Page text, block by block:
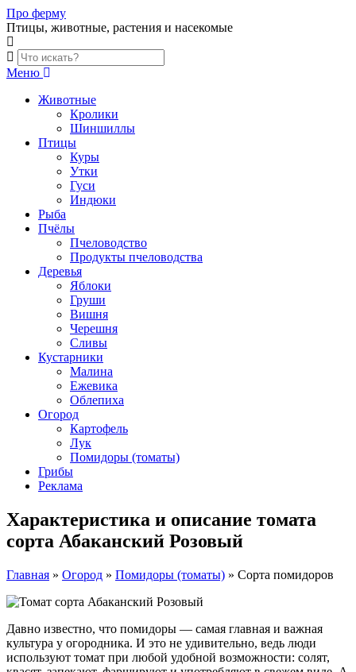
Skip
to
content
Про ферму
Птицы, животные, растения и насекомые
Меню
Животные
Кролики
Шиншиллы
Птицы
Куры
Утки
Гуси
Индюки
Рыба
Пчёлы
Пчеловодство
Продукты пчеловодства
Деревья
Яблоки
Груши
Вишня
Черешня
Сливы
Кустарники
Малина
Ежевика
Облепиха
Огород
Картофель
Лук
Помидоры (томаты)
Грибы
Реклама
Характеристика и описание томата
сорта Абаканский Розовый
Главная » Огород » Помидоры (томаты) » Сорта помидоров
Давно известно, что помидоры — самая главная и важная
культура у огородника. И это не удивительно, ведь люди
используют томат при любой удобной возможности: солят,